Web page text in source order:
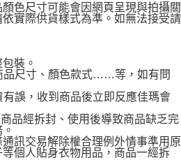
色尺寸可能會因網頁呈現與拍攝關
實際供貨樣式為準。如無法接受請
裝。
品尺寸、顏色款式……等，如有問
誤，收到商品後立即反應佳瑪會
品經拆封、使用後導致商品缺乏完
訊交易解除權合理例外情事準用原
個人貼身衣物用品，商品一經拆